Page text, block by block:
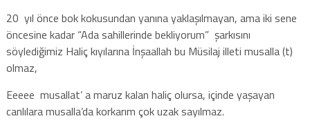
20 yıl önce bok kokusundan yanına yaklaşılmayan, ama iki sene
öncesine kadar “Ada sahillerinde bekliyorum” şarkısını
söylediğimiz Haliç kıyılarına İnşaallah bu Müsilaj illeti musalla (t)
olmaz,
Eeeee musallat’ a maruz kalan haliç olursa, içinde yaşayan
canlılara musalla’da korkarım çok uzak sayılmaz.